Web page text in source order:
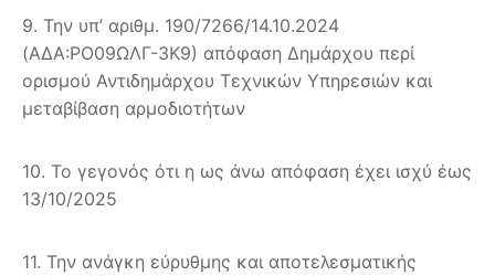
9. Την υπ’ αριθμ. 190/7266/14.10.2024
(ΑΔΑ:ΡΟ09ΩΛΓ-3Κ9) απόφαση Δημάρχου περί
ορισμού Αντιδημάρχου Τεχνικών Υπηρεσιών και
μεταβίβαση αρμοδιοτήτων
10. Το γεγονός ότι η ως άνω απόφαση έχει ισχύ έως
13/10/2025
11. Την ανάγκη εύρυθμης και αποτελεσματικής